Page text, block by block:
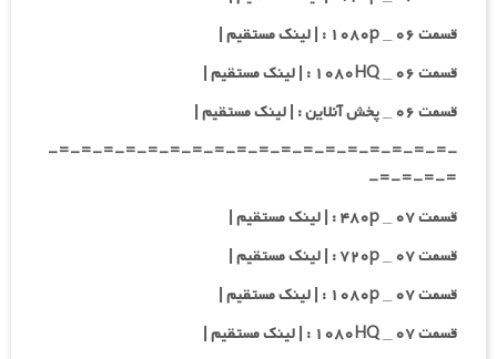
قسمت ۰۶ _ ۱۰۸۰p : | لینک مستقیم |
قسمت ۰۶ _ ۱۰۸۰HQ : | لینک مستقیم |
قسمت ۰۶ _ پخش آنلاین : | لینک مستقیم |
-=-=-=-=-=-=-=-=-=-=-=-=-=-=-=-=-=-=-
=-=-=-=-
قسمت ۰۷ _ ۴۸۰p : | لینک مستقیم |
قسمت ۰۷ _ ۷۲۰p : | لینک مستقیم |
قسمت ۰۷ _ ۱۰۸۰p : | لینک مستقیم |
قسمت ۰۷ _ ۱۰۸۰HQ : | لینک مستقیم |